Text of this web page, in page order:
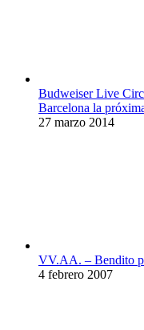
Budweiser Live
Barcelona la
27 marzo 2014
VV.AA. – Bendito
4 febrero 2007